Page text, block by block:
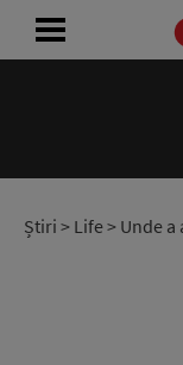
Știri > Life> Unde a
RADIO